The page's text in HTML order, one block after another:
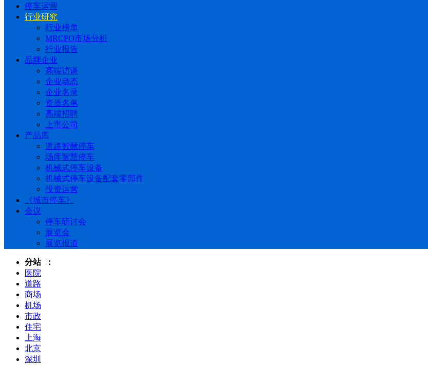
停车运营
行业研究
行业榜单
MRCPO市场分析
行业报告
品牌企业
高端访谈
企业动态
企业名录
资质名单
高端招聘
上市公司
产品库
道路智慧停车
场库智慧停车
机械式停车设备
机械式停车设备配套零部件
投资运营
《城市停车》
会议
停车研讨会
展览会
展览报道
分站 ：
医院
道路
商场
机场
市政
住宅
上海
北京
深圳